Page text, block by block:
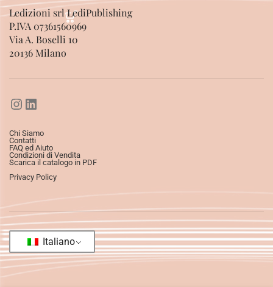
Ledizioni srl LediPublishing
P.IVA 07361560969
Via A. Boselli 10
20136 Milano
Chi Siamo
Contatti
FAQ ed Aiuto
Condizioni di Vendita
Scarica il catalogo in PDF
Privacy Policy
Italiano